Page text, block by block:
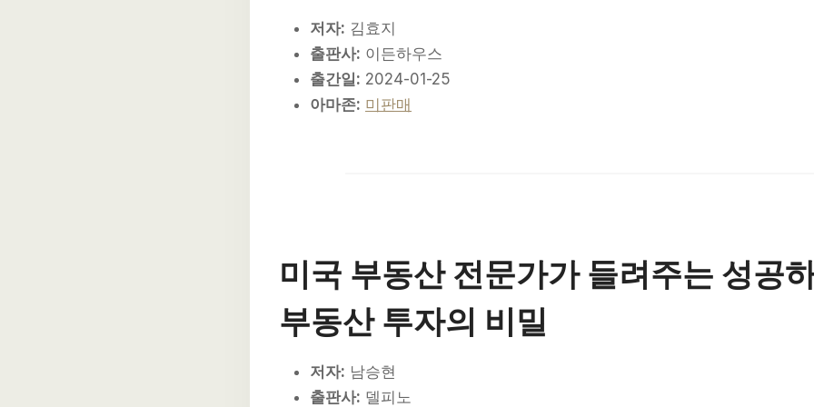
저자: 김효지
출판사: 이든하우스
출간일: 2024-01-25
아마존: 미판매
미국 부동산 전문가가 들려주는 성공
부동산 투자의 비밀
저자: 남승현
출판사: 델피노